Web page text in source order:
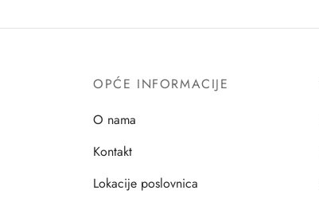
OPĆE INFORMACIJE
O nama
Kontakt
Lokacije poslovnica